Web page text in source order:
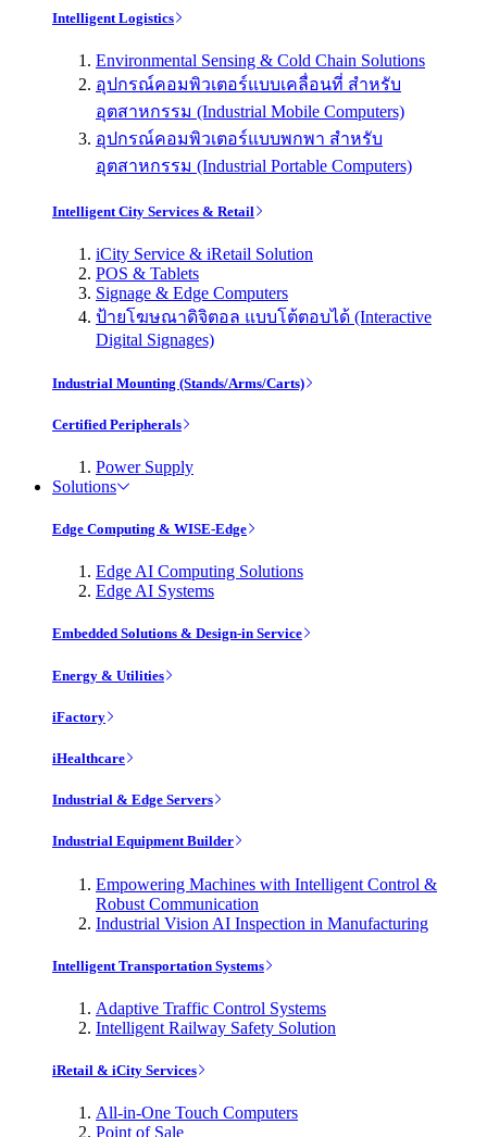
Intelligent Logistics
Environmental Sensing & Cold Chain Solutions
อุปกรณ์คอมพิวเตอร์แบบเคลื่อนที่ สำหรับ
อุตสาหกรรม (Industrial Mobile Computers)
อุปกรณ์คอมพิวเตอร์แบบพกพา สำหรับ
อุตสาหกรรม (Industrial Portable Computers)
Intelligent City Services & Retail
iCity Service & iRetail Solution
POS & Tablets
Signage & Edge Computers
ป้ายโฆษณาดิจิตอล แบบโต้ตอบได้ (Interactive
Digital Signages)
Industrial Mounting (Stands/Arms/Carts)
Certified Peripherals
Power Supply
Solutions
Edge Computing & WISE-Edge
Edge AI Computing Solutions
Edge AI Systems
Embedded Solutions & Design-in Service
Energy & Utilities
iFactory
iHealthcare
Industrial & Edge Servers
Industrial Equipment Builder
Empowering Machines with Intelligent Control &
Robust Communication
Industrial Vision AI Inspection in Manufacturing
Intelligent Transportation Systems
Adaptive Traffic Control Systems
Intelligent Railway Safety Solution
iRetail & iCity Services
All-in-One Touch Computers
Point of Sale